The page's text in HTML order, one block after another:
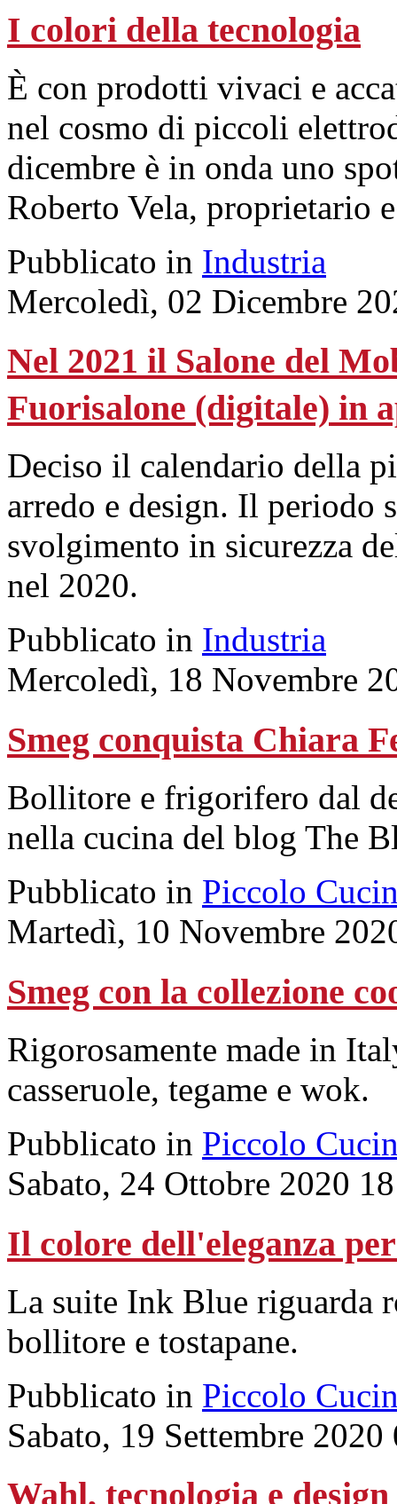
I colori della tecnologia
È con prodotti vivaci e
nel cosmo di piccoli
dicembre è in onda uno
Roberto Vela, proprietario
Pubblicato in Industria
Mercoledì, 02 Dicembre
Nel 2021 il Salone del
Fuorisalone (digitale) in
Deciso il calendario della
arredo e design. Il periodo
svolgimento in sicurezza
nel 2020.
Pubblicato in Industria
Mercoledì, 18 Novembre
Smeg conquista Chiara
Bollitore e frigorifero dal
nella cucina del blog The
Pubblicato in Piccolo
Martedì, 10 Novembre
Smeg con la collezione
Rigorosamente made in
casseruole, tegame e wok.
Pubblicato in Piccolo
Sabato, 24 Ottobre 2020
Il colore dell'eleganza
La suite Ink Blue riguarda
bollitore e tostapane.
Pubblicato in Piccolo
Sabato, 19 Settembre 2020
Wahl, tecnologia e